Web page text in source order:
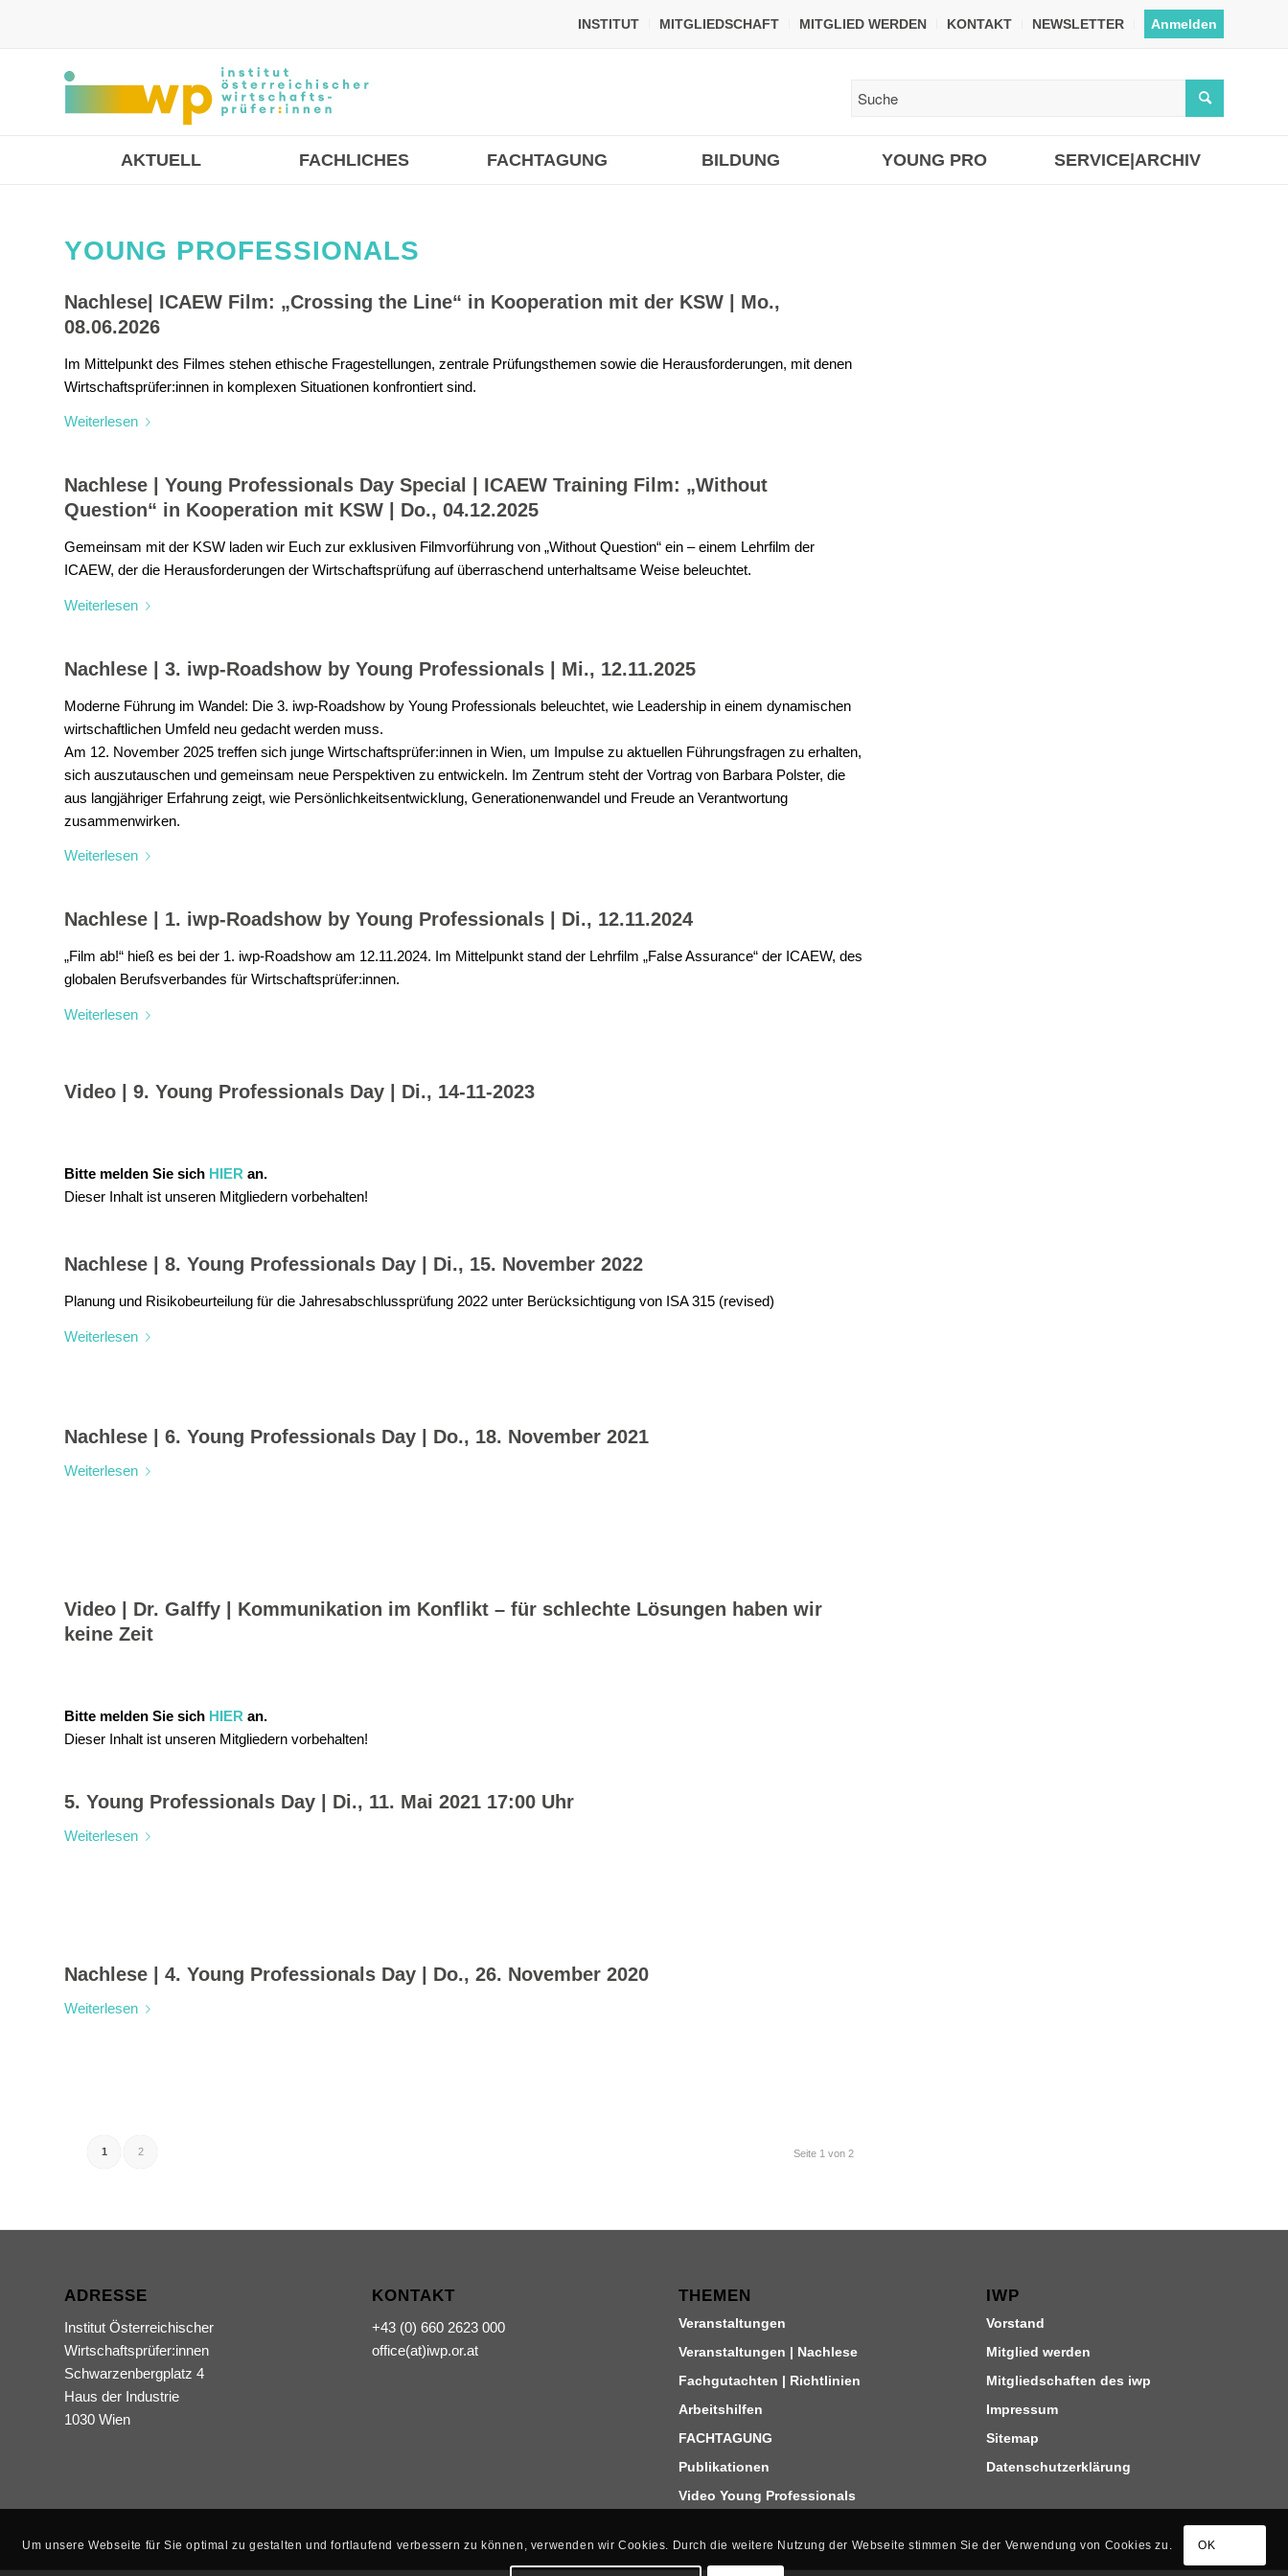
INSTITUT MITGLIEDSCHAFT MITGLIED WERDEN KONTAKT NEWSLETTER Anmelden
AKTUELL FACHLICHES FACHTAGUNG BILDUNG YOUNG PRO SERVICE|ARCHIV
YOUNG PROFESSIONALS
Nachlese| ICAEW Film: „Crossing the Line“ in Kooperation mit der KSW | Mo.,
08.06.2026
Im Mittelpunkt des Filmes stehen ethische Fragestellungen, zentrale Prüfungsthemen sowie die Herausforderungen, mit denen
Wirtschaftsprüfer:innen in komplexen Situationen konfrontiert sind.
Weiterlesen
Nachlese | Young Professionals Day Special | ICAEW Training Film: „Without
Question“ in Kooperation mit KSW | Do., 04.12.2025
Gemeinsam mit der KSW laden wir Euch zur exklusiven Filmvorführung von „Without Question“ ein – einem Lehrfilm der
ICAEW, der die Herausforderungen der Wirtschaftsprüfung auf überraschend unterhaltsame Weise beleuchtet.
Weiterlesen
Nachlese | 3. iwp-Roadshow by Young Professionals | Mi., 12.11.2025
Moderne Führung im Wandel: Die 3. iwp-Roadshow by Young Professionals beleuchtet, wie Leadership in einem dynamischen
wirtschaftlichen Umfeld neu gedacht werden muss.
Am 12. November 2025 treffen sich junge Wirtschaftsprüfer:innen in Wien, um Impulse zu aktuellen Führungsfragen zu erhalten,
sich auszutauschen und gemeinsam neue Perspektiven zu entwickeln. Im Zentrum steht der Vortrag von Barbara Polster, die
aus langjähriger Erfahrung zeigt, wie Persönlichkeitsentwicklung, Generationenwandel und Freude an Verantwortung
zusammenwirken.
Weiterlesen
Nachlese | 1. iwp-Roadshow by Young Professionals | Di., 12.11.2024
„Film ab!“ hieß es bei der 1. iwp-Roadshow am 12.11.2024. Im Mittelpunkt stand der Lehrfilm „False Assurance“ der ICAEW, des
globalen Berufsverbandes für Wirtschaftsprüfer:innen.
Weiterlesen
Video | 9. Young Professionals Day | Di., 14-11-2023
Bitte melden Sie sich HIER an.
Dieser Inhalt ist unseren Mitgliedern vorbehalten!
Nachlese | 8. Young Professionals Day | Di., 15. November 2022
Planung und Risikobeurteilung für die Jahresabschlussprüfung 2022 unter Berücksichtigung von ISA 315 (revised)
Weiterlesen
Nachlese | 6. Young Professionals Day | Do., 18. November 2021
Weiterlesen
Video | Dr. Galffy | Kommunikation im Konflikt – für schlechte Lösungen haben wir
keine Zeit
Bitte melden Sie sich HIER an.
Dieser Inhalt ist unseren Mitgliedern vorbehalten!
5. Young Professionals Day | Di., 11. Mai 2021 17:00 Uhr
Weiterlesen
Nachlese | 4. Young Professionals Day | Do., 26. November 2020
Weiterlesen
Seite 1 von 2
1 2
ADRESSE
Institut Österreichischer
Wirtschaftsprüfer:innen
Schwarzenbergplatz 4
Haus der Industrie
1030 Wien
KONTAKT
+43 (0) 660 2623 000
office(at)iwp.or.at
THEMEN
Veranstaltungen
Veranstaltungen | Nachlese
Fachgutachten | Richtlinien
Arbeitshilfen
FACHTAGUNG
Publikationen
Video Young Professionals
IWP
Vorstand
Mitglied werden
Mitgliedschaften des iwp
Impressum
Sitemap
Datenschutzerklärung
Um unsere Webseite für Sie optimal zu gestalten und fortlaufend verbessern zu können, verwenden wir Cookies. Durch die weitere Nutzung der Webseite stimmen Sie der Verwendung von Cookies zu. OK